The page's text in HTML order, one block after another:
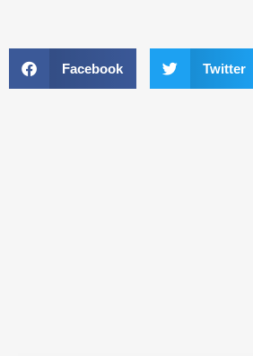
Facebook Twitter